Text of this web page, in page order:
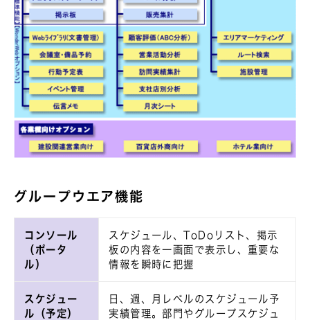
グループウエア機能
コンソール
（ポータ
ル）
スケジュール、ToDoリスト、掲示
板の内容を一画面で表示し、重要な
情報を瞬時に把握
スケジュー
ル（予定）
日、週、月レベルのスケジュール予
実績管理。部門やグループスケジュ